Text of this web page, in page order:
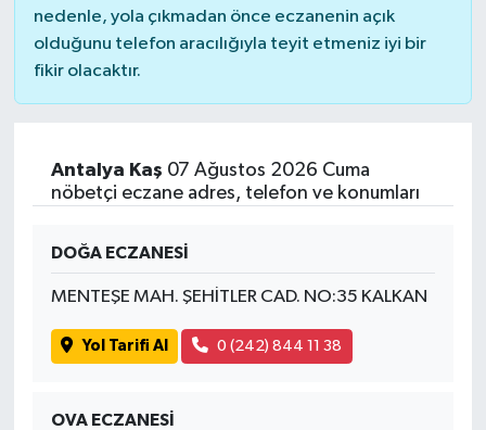
nedenle, yola çıkmadan önce eczanenin açık
olduğunu telefon aracılığıyla teyit etmeniz iyi bir
fikir olacaktır.
Antalya Kaş 07 Ağustos 2026 Cuma
nöbetçi eczane adres, telefon ve konumları
DOĞA ECZANESİ
MENTEŞE MAH. ŞEHİTLER CAD. NO:35 KALKAN
Yol Tarifi Al 0 (242) 844 11 38
OVA ECZANESİ